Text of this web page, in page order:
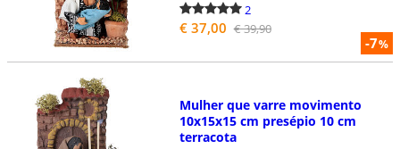
-7%
2
€ 37,00 € 39,90
Mulher que varre movimento
10x15x15 cm presépio 10 cm
terracota